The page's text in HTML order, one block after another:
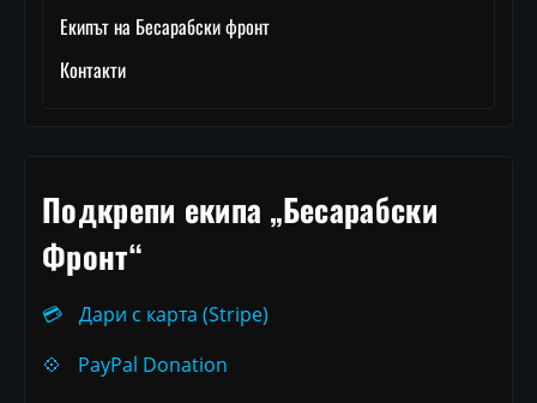
Екипът на Бесарабски фронт
Контакти
Подкрепи екипа „Бесарабски
Фронт“
💳
Дари с карта (Stripe)
💠
PayPal Donation